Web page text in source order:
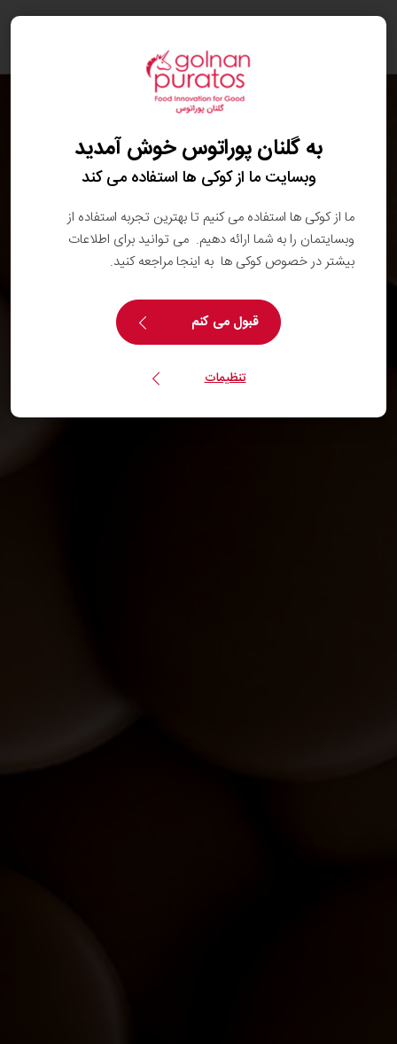
به گلنان پوراتوس خوش آمدید
وبسایت ما از کوکی ها استفاده می کند
ما از کوکی ها استفاده می کنیم تا بهترین تجربه استفاده از
وبسایتمان را به شما ارائه دهیم. می توانید برای اطلاعات
بیشتر در خصوص کوکی ها به اینجا مراجعه کنید.
قبول می کنم
تنظیمات